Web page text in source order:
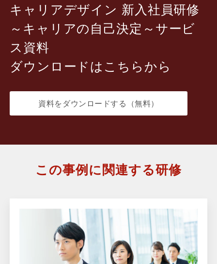
キャリアデザイン 新入社員研修
～キャリアの自己決定～サービ
ス資料
ダウンロードはこちらから
資料をダウンロードする（無料）
この事例に関連する研修